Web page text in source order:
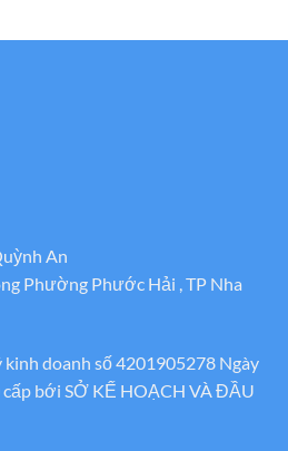
đến
An
Phường Phước Hải , TP Nha
doanh số 4201905278 Ngày
bới SỞ KẾ HOẠCH VÀ ĐẦU